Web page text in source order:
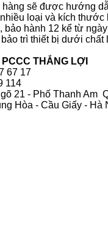
sẽ được hướng
loại và kích
bảo hành 12 kể từ
trì thiết bị dưới
THẮNG LỢI
67 17
114
21 - Phố Thanh Am
Hòa - Cầu Giấy - Hà